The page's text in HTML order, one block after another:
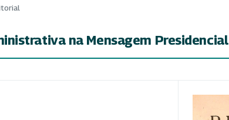
na Mensagem Presidencial